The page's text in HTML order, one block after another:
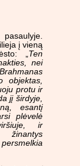
į vieną
„Ten
nei
objektas,
protu ir
jį širdyje,
esantį
plėvelė
ir
žinantys